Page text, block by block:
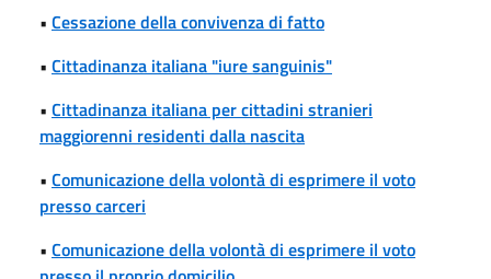
• Cessazione della convivenza di fatto
• Cittadinanza italiana "iure sanguinis"
• Cittadinanza italiana per cittadini stranieri
maggiorenni residenti dalla nascita
• Comunicazione della volontà di esprimere il voto
presso carceri
• Comunicazione della volontà di esprimere il voto